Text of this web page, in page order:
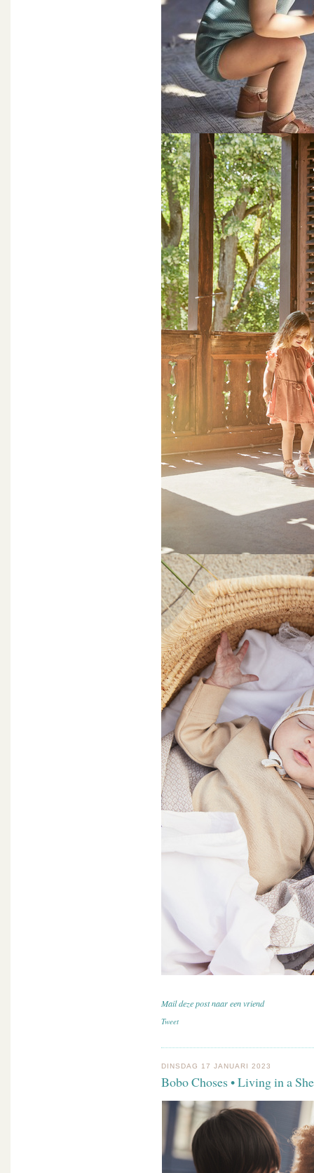
Mail deze post naar een vriend
Tweet
DINSDAG 17 JANUARI 2023
Bobo Choses • Living in a